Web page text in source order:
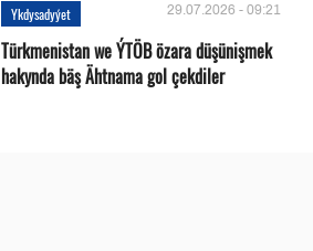
Ykdysadyýet 29.07.2026 - 09:21
Türkmenistan we ÝTÖB özara düşünişmek
hakynda bäş Ähtnama gol çekdiler